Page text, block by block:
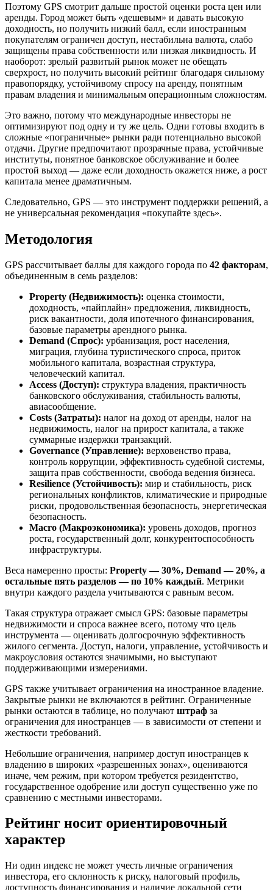
Поэтому GPS смотрит дальше простой оценки роста цен или
аренды. Город может быть «дешевым» и давать высокую
доходность, но получить низкий балл, если иностранным
покупателям ограничен доступ, нестабильна валюта, слабо
защищены права собственности или низкая ликвидность. И
наоборот: зрелый развитый рынок может не обещать
сверхрост, но получить высокий рейтинг благодаря сильному
правопорядку, устойчивому спросу на аренду, понятным
правам владения и минимальным операционным сложностям.
Это важно, потому что международные инвесторы не
оптимизируют под одну и ту же цель. Одни готовы входить в
сложные «пограничные» рынки ради потенциально высокой
отдачи. Другие предпочитают прозрачные права, устойчивые
институты, понятное банковское обслуживание и более
простой выход — даже если доходность окажется ниже, а рост
капитала менее драматичным.
Следовательно, GPS — это инструмент поддержки решений, а
не универсальная рекомендация «покупайте здесь».
Методология
GPS рассчитывает баллы для каждого города по 42 факторам,
объединенным в семь разделов:
Property (Недвижимость): оценка стоимости,
доходность, «пайплайн» предложения, ликвидность,
риск вакантности, доля ипотечного финансирования,
базовые параметры арендного рынка.
Demand (Спрос): урбанизация, рост населения,
миграция, глубина туристического спроса, приток
мобильного капитала, возрастная структура,
человеческий капитал.
Access (Доступ): структура владения, практичность
банковского обслуживания, стабильность валюты,
авиасообщение.
Costs (Затраты): налог на доход от аренды, налог на
недвижимость, налог на прирост капитала, а также
суммарные издержки транзакций.
Governance (Управление): верховенство права,
контроль коррупции, эффективность судебной системы,
защита прав собственности, свобода ведения бизнеса.
Resilience (Устойчивость): мир и стабильность, риск
региональных конфликтов, климатические и природные
риски, продовольственная безопасность, энергетическая
безопасность.
Macro (Макроэкономика): уровень доходов, прогноз
роста, государственный долг, конкурентоспособность
инфраструктуры.
Веса намеренно просты: Property — 30%, Demand — 20%, а
остальные пять разделов — по 10% каждый. Метрики
внутри каждого раздела учитываются с равным весом.
Такая структура отражает смысл GPS: базовые параметры
недвижимости и спроса важнее всего, потому что цель
инструмента — оценивать долгосрочную эффективность
жилого сегмента. Доступ, налоги, управление, устойчивость и
макроусловия остаются значимыми, но выступают
поддерживающими измерениями.
GPS также учитывает ограничения на иностранное владение.
Закрытые рынки не включаются в рейтинг. Ограниченные
рынки остаются в таблице, но получают штраф за
ограничения для иностранцев — в зависимости от степени и
жесткости требований.
Небольшие ограничения, например доступ иностранцев к
владению в широких «разрешенных зонах», оцениваются
иначе, чем режим, при котором требуется резидентство,
государственное одобрение или доступ существенно уже по
сравнению с местными инвесторами.
Рейтинг носит ориентировочный
характер
Ни один индекс не может учесть личные ограничения
инвестора, его склонность к риску, налоговый профиль,
доступность финансирования и наличие локальной сети